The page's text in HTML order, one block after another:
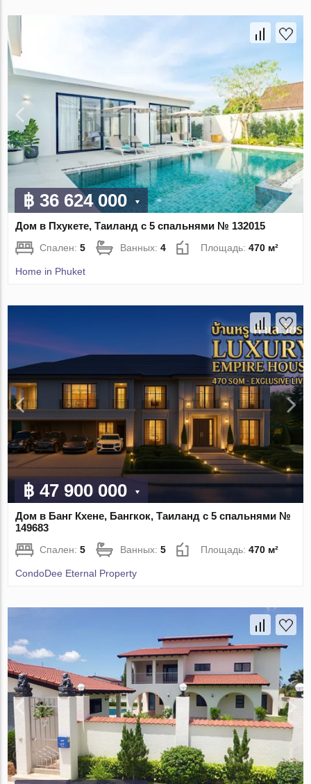
฿ 36 624 000
Дом в Пхукете, Таиланд с 5 спальнями № 132015
Спален:5 Ванных:4 Площадь:470 м²
Home in Phuket
฿ 47 900 000
Дом в Банг Кхене, Бангкок, Таиланд с 5 спальнями №
149683
Спален:5 Ванных:5 Площадь:470 м²
CondoDee Eternal Property